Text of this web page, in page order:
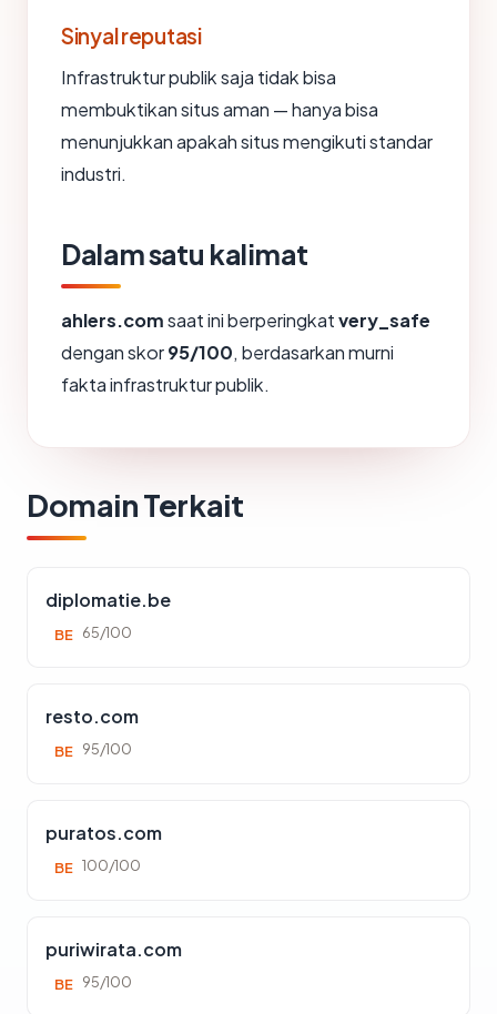
Sinyal reputasi
Infrastruktur publik saja tidak bisa
membuktikan situs aman — hanya bisa
menunjukkan apakah situs mengikuti standar
industri.
Dalam satu kalimat
ahlers.comsaat ini berperingkatvery_safe
dengan skor95/100, berdasarkan murni
fakta infrastruktur publik.
Domain Terkait
diplomatie.be
BE 65/100
resto.com
BE 95/100
puratos.com
BE 100/100
puriwirata.com
BE 95/100